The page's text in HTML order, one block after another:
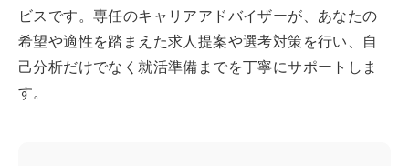
ビスです。専任のキャリアアドバイザーが、あなたの
希望や適性を踏まえた求人提案や選考対策を行い、自
己分析だけでなく就活準備までを丁寧にサポートしま
す。